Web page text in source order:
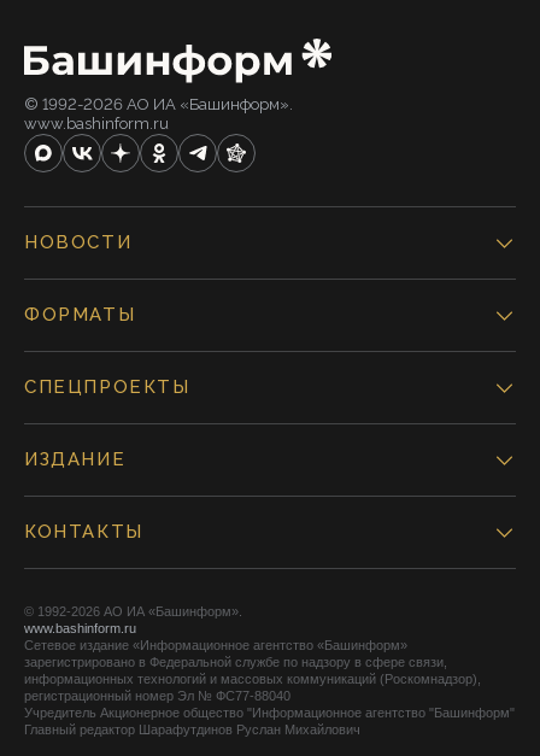
© 1992-2026 АО ИА «Башинформ».
www.bashinform.ru
НОВОСТИ
ФОРМАТЫ
СПЕЦПРОЕКТЫ
ИЗДАНИЕ
КОНТАКТЫ
© 1992-2026 АО ИА «Башинформ».
www.bashinform.ru
Сетевое издание «Информационное агентство «Башинформ»
зарегистрировано в Федеральной службе по надзору в сфере связи,
информационных технологий и массовых коммуникаций (Роскомнадзор),
регистрационный номер Эл № ФС77-88040
Учредитель Акционерное общество "Информационное агентство "Башинформ"
Главный редактор Шарафутдинов Руслан Михайлович